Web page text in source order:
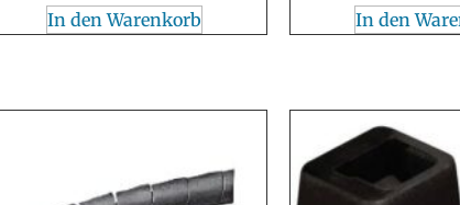
In den Warenkorb In den